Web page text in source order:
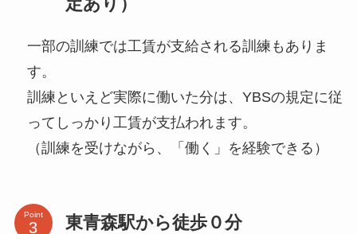
一部の訓練では工賃が支給される訓練もありま
す。
訓練といえど実際に働いた分は、YBSの規定に従
ってしっかり工賃が支払われます。
（訓練を受けながら、「働く」を経験できる）
Point 東青森駅から徒歩０分